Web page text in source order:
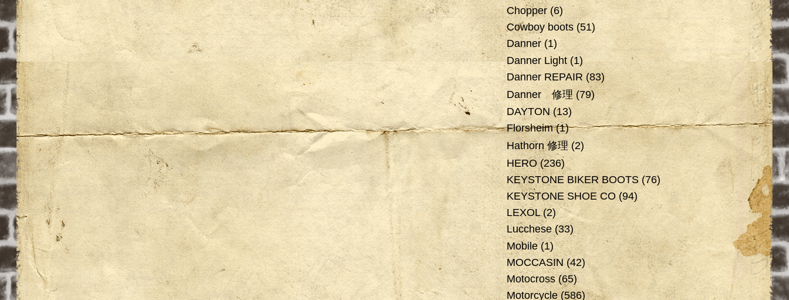
Chopper(6)
Cowboy boots(51)
Danner(1)
Danner Light(1)
Danner REPAIR (83)
Danner 修理(79)
DAYTON(13)
Florsheim(1)
Hathorn 修理(2)
HERO(236)
KEYSTONE BIKER BOOTS(76)
KEYSTONE SHOE CO(94)
LEXOL(2)
Lucchese(33)
Mobile(1)
MOCCASIN(42)
Motocross(65)
Motorcycle(586)